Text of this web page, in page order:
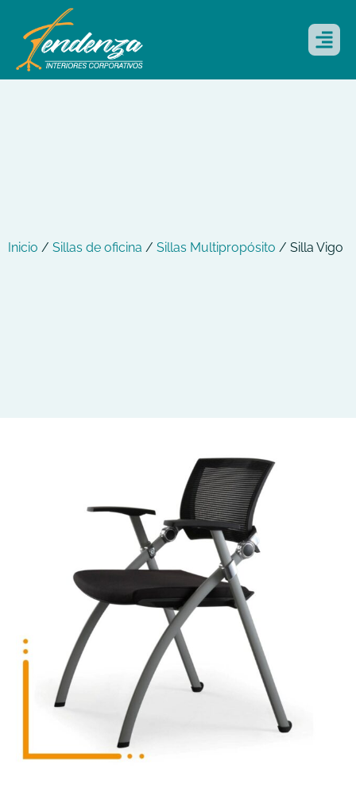
Inicio / Sillas de oficina / Sillas Multipropósito / Silla Vigo